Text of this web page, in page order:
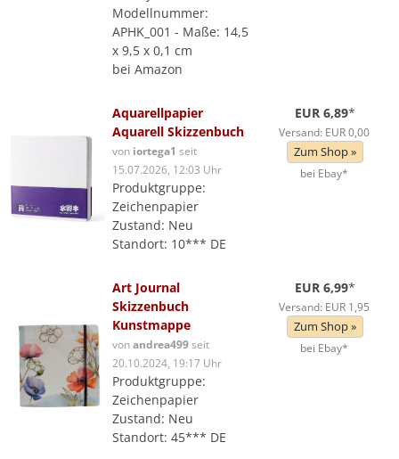
Modellnummer:
APHK_001 - Maße: 14,5
x 9,5 x 0,1 cm
bei Amazon
Aquarellpapier
Aquarell Skizzenbuch
von iortega1 seit
15.07.2026, 12:03 Uhr
Produktgruppe:
Zeichenpapier
Zustand: Neu
Standort: 10*** DE
EUR 6,89*
Versand: EUR 0,00
Zum Shop »
bei Ebay*
Art Journal
Skizzenbuch
Kunstmappe
vonandrea499seit
20.10.2024, 19:17 Uhr
Produktgruppe:
Zeichenpapier
Zustand: Neu
Standort: 45*** DE
EUR 6,99*
Versand: EUR 1,95
Zum Shop »
bei Ebay*